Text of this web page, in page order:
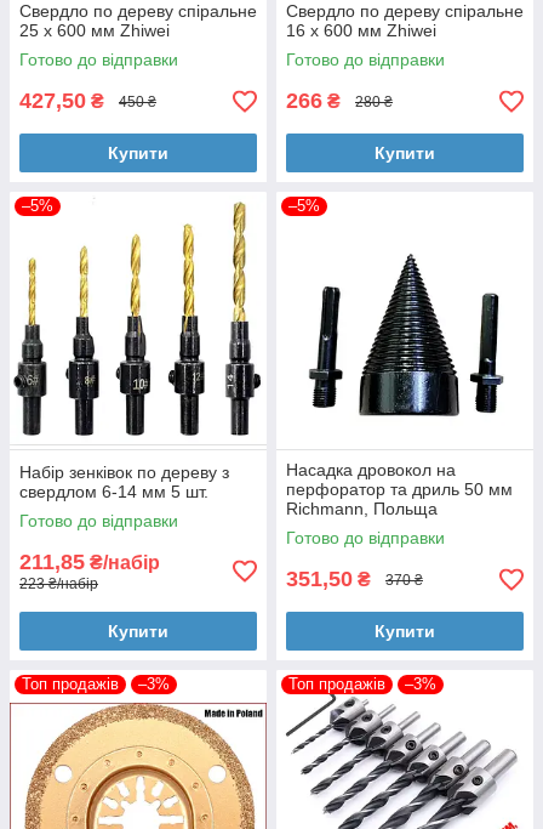
Свердло по дереву спіральне
25 х 600 мм Zhiwei
Готово до відправки
427,50 ₴ 450 ₴
Купити
Свердло по дереву спіральне
16 х 600 мм Zhiwei
Готово до відправки
266 ₴ 280 ₴
Купити
–5%
Набір зенківок по дереву з
свердлом 6-14 мм 5 шт.
Готово до відправки
211,85 ₴/набір
223 ₴/набір
Купити
–5%
Насадка дровокол на
перфоратор та дриль 50 мм
Richmann, Польща
Готово до відправки
351,50 ₴ 370 ₴
Купити
Топ продажів –3% Топ продажів –3%